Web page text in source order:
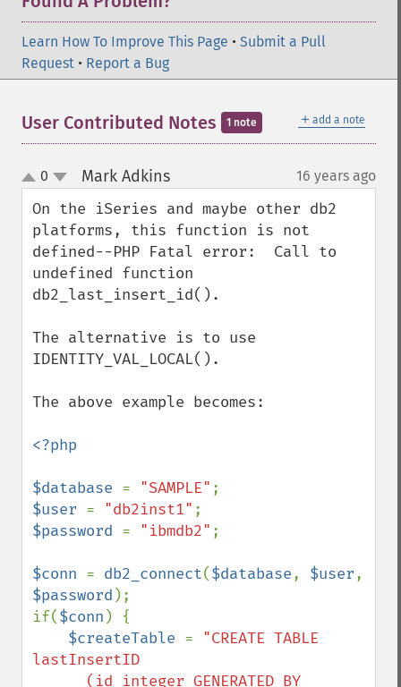
Learn How To Improve This Page • Submit a Pull
Request • Report a Bug
＋ add a note
User Contributed Notes 1 note
up
down
0 Mark Adkins¶ 16 years ago
On the iSeries and maybe other db2
platforms, this function is not
defined--PHP Fatal error:  Call to
undefined function
db2_last_insert_id().
The alternative is to use
IDENTITY_VAL_LOCAL().
The above example becomes:
<?php
$database = "SAMPLE"
$user = "db2inst1"
$password = "ibmdb2" ;
$conn = db2_connect($database, $user
$password );
if($conn ) {
$createTable = "CREATE TABLE
lastInsertID